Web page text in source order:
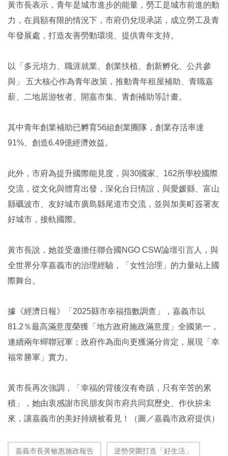
黃市長表示，青年是城市進步的能量，勞工是城市前進的動
力，在員額有限的情況下，市府仍兌現承諾，成立勞工及青
年發展處，打造友善勞動環境、提供青年支持。
以「多元培力、職涯就業、創業扶植、創新孵化、公共參
與」 五大核心作為青年政策，推動青年租屋補助、青職嘉
薪、二地居游牧者、開嘉市集、青創補助等計畫。
其中青年創業補助已孵育56組創業團隊，創業存活率達
91%、創造6.49億經濟效益。
此外，市府為提升國際能見度，與30國家、162所學校國際
交流，從文化與體育出發，深化台日情誼，與愛媛縣、富山
縣礪波市、友好城市廣島縣尾道市交流，並與加美町簽署友
好城市，接軌國際。
黃市長說，她並受邀擔任聯合國NGO CSW論壇引言人，與
全世界分享嘉義市的治理經驗，「女性治理」的力量站上國
際舞台。
據《經濟日報》「2025縣市幸福指數調查」，嘉義市以
81.2％最高滿意度榮獲「地方政府施政滿意度」全國第一，
連續兩年蟬聯冠軍；政府作為面向更獲滿分肯定，展現「幸
福常勝軍」實力。
黃市長再次強調，「幸福的背後沒有奇蹟，只有辛苦的累
積」，她由衷感謝市民朋友與市府共同寫歷史、作伙拚未
來，讓嘉義市的美好持續被看見！（圖／嘉義市政府提供）
嘉義市長黃敏惠施政報告 逆勢突圍打造「好生活」